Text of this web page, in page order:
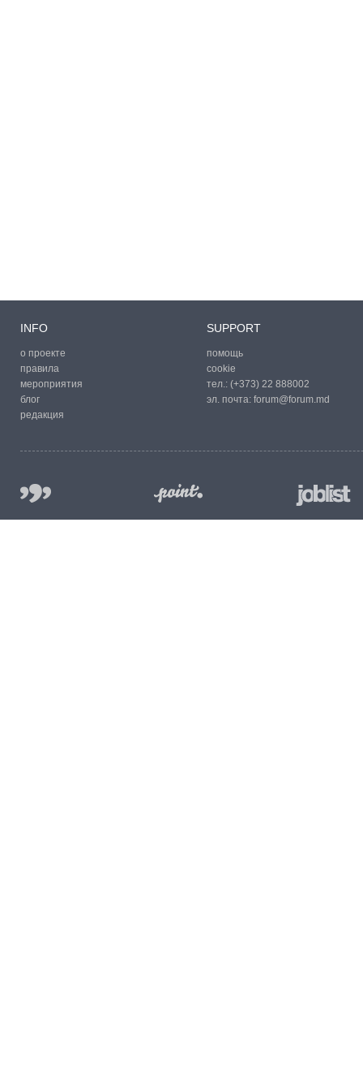
INFO
о проекте
правила
мероприятия
блог
редакция
SUPPORT
помощь
cookie
тел.: (+373) 22 888002
эл. почта: forum@forum.md